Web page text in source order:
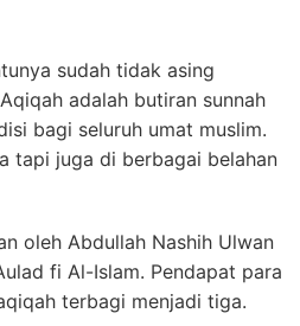
sudah tidak asing
adalah butiran sunnah
bagi seluruh umat muslim.
tapi juga di berbagai belahan
oleh Abdullah Nashih Ulwan
fi Al-Islam. Pendapat para
terbagi menjadi tiga.